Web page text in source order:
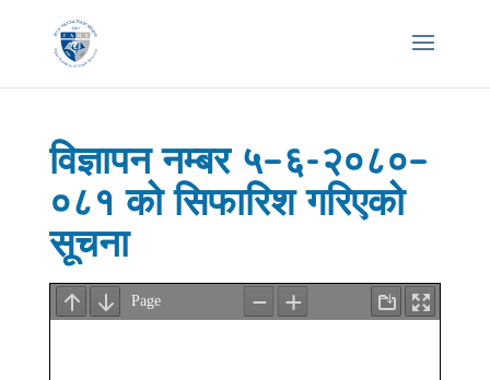
विज्ञापन नम्बर ५–६-२०८०–
०८१ को सिफारिश गरिएको
सूचना